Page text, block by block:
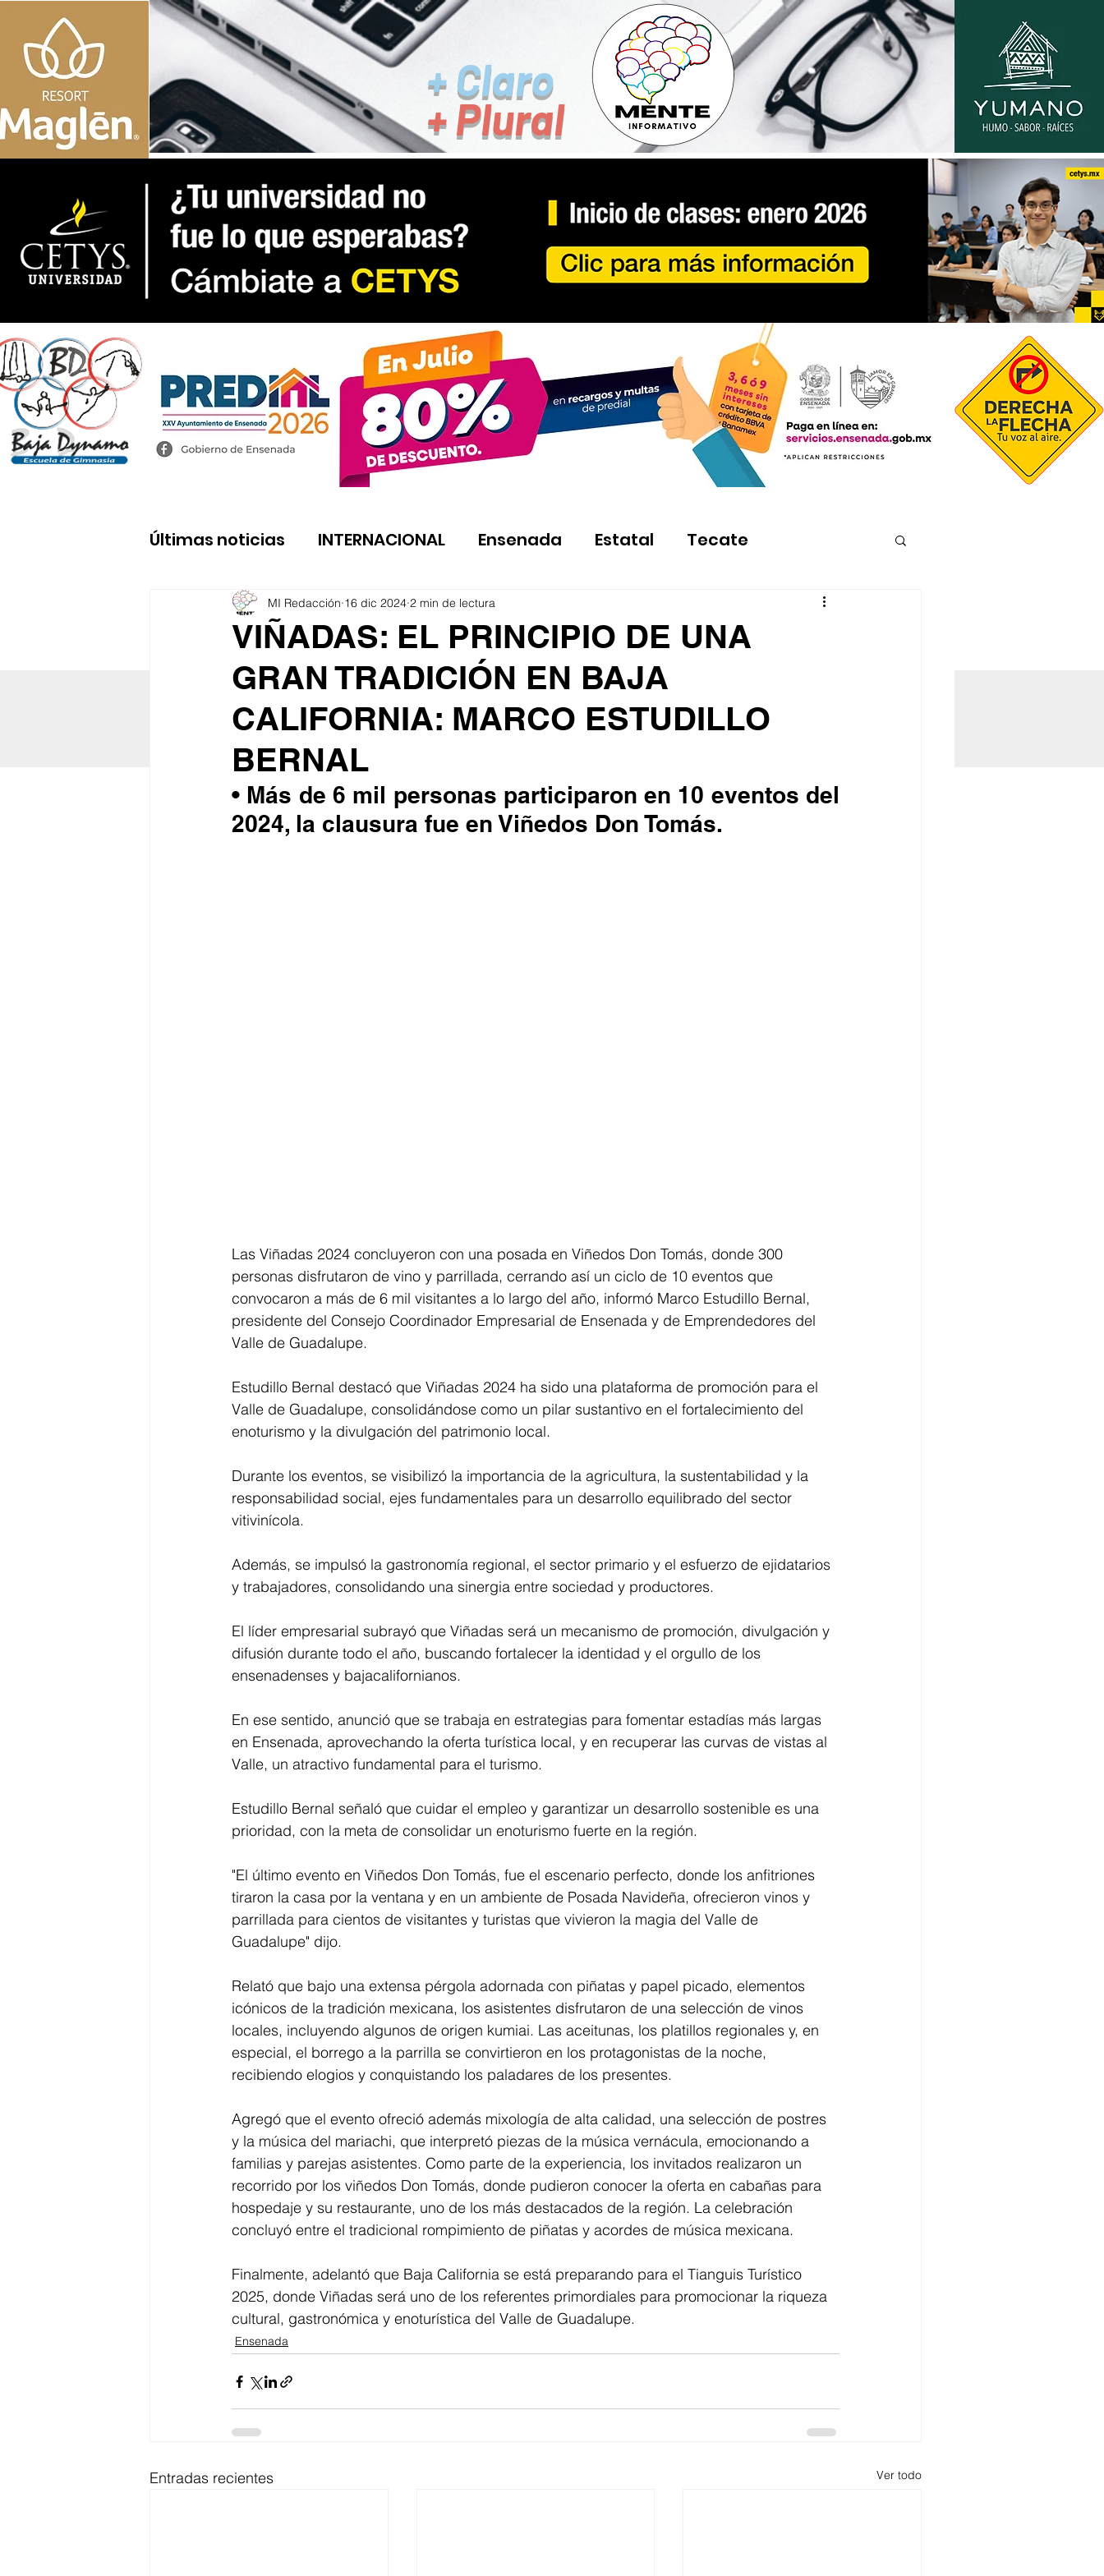
+ Claro
+ Plural
Últimas noticias INTERNACIONAL Ensenada Estatal Tecate
VIÑADAS: EL PRINCIPIO DE UNA
GRAN TRADICIÓN EN BAJA
CALIFORNIA: MARCO ESTUDILLO
BERNAL
MI Redacción 16 dic 2024 2 min de lectura
• Más de 6 mil personas participaron en 10 eventos del
2024, la clausura fue en Viñedos Don Tomás.
Las Viñadas 2024 concluyeron con una posada en Viñedos Don Tomás, donde 300
personas disfrutaron de vino y parrillada, cerrando así un ciclo de 10 eventos que
convocaron a más de 6 mil visitantes a lo largo del año, informó Marco Estudillo Bernal,
presidente del Consejo Coordinador Empresarial de Ensenada y de Emprendedores del
Valle de Guadalupe.
Estudillo Bernal destacó que Viñadas 2024 ha sido una plataforma de promoción para el
Valle de Guadalupe, consolidándose como un pilar sustantivo en el fortalecimiento del
enoturismo y la divulgación del patrimonio local.
Durante los eventos, se visibilizó la importancia de la agricultura, la sustentabilidad y la
responsabilidad social, ejes fundamentales para un desarrollo equilibrado del sector
vitivinícola.
Además, se impulsó la gastronomía regional, el sector primario y el esfuerzo de ejidatarios
y trabajadores, consolidando una sinergia entre sociedad y productores.
El líder empresarial subrayó que Viñadas será un mecanismo de promoción, divulgación y
difusión durante todo el año, buscando fortalecer la identidad y el orgullo de los
ensenadenses y bajacalifornianos.
En ese sentido, anunció que se trabaja en estrategias para fomentar estadías más largas
en Ensenada, aprovechando la oferta turística local, y en recuperar las curvas de vistas al
Valle, un atractivo fundamental para el turismo.
Estudillo Bernal señaló que cuidar el empleo y garantizar un desarrollo sostenible es una
prioridad, con la meta de consolidar un enoturismo fuerte en la región.
"El último evento en Viñedos Don Tomás, fue el escenario perfecto, donde los anfitriones
tiraron la casa por la ventana y en un ambiente de Posada Navideña, ofrecieron vinos y
parrillada para cientos de visitantes y turistas que vivieron la magia del Valle de
Guadalupe" dijo.
Relató que bajo una extensa pérgola adornada con piñatas y papel picado, elementos
icónicos de la tradición mexicana, los asistentes disfrutaron de una selección de vinos
locales, incluyendo algunos de origen kumiai. Las aceitunas, los platillos regionales y, en
especial, el borrego a la parrilla se convirtieron en los protagonistas de la noche,
recibiendo elogios y conquistando los paladares de los presentes.
Agregó que el evento ofreció además mixología de alta calidad, una selección de postres
y la música del mariachi, que interpretó piezas de la música vernácula, emocionando a
familias y parejas asistentes. Como parte de la experiencia, los invitados realizaron un
recorrido por los viñedos Don Tomás, donde pudieron conocer la oferta en cabañas para
hospedaje y su restaurante, uno de los más destacados de la región. La celebración
concluyó entre el tradicional rompimiento de piñatas y acordes de música mexicana.
Finalmente, adelantó que Baja California se está preparando para el Tianguis Turístico
2025, donde Viñadas será uno de los referentes primordiales para promocionar la riqueza
cultural, gastronómica y enoturística del Valle de Guadalupe.
Ensenada
Entradas recientes Ver todo